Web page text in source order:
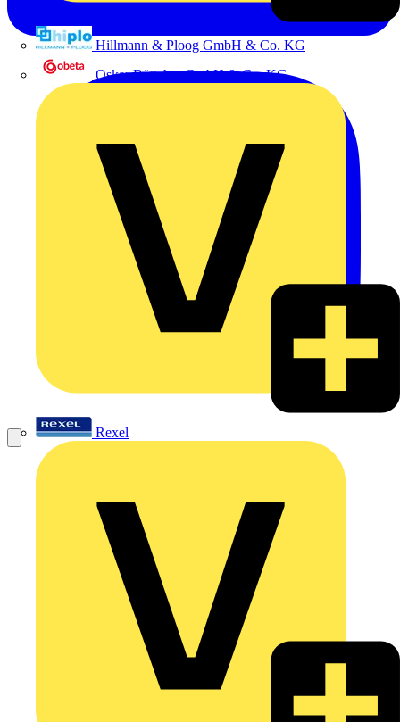
Hillmann & Ploog GmbH & Co. KG
Oskar Böttcher GmbH & Co. KG
Rexel